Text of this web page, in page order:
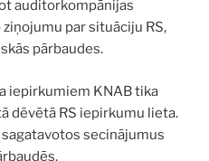
auditorkompānijas
par situāciju RS,
pārbaudes.
iepirkumiem KNAB tika
dēvētā RS iepirkumu lieta.
secinājumus